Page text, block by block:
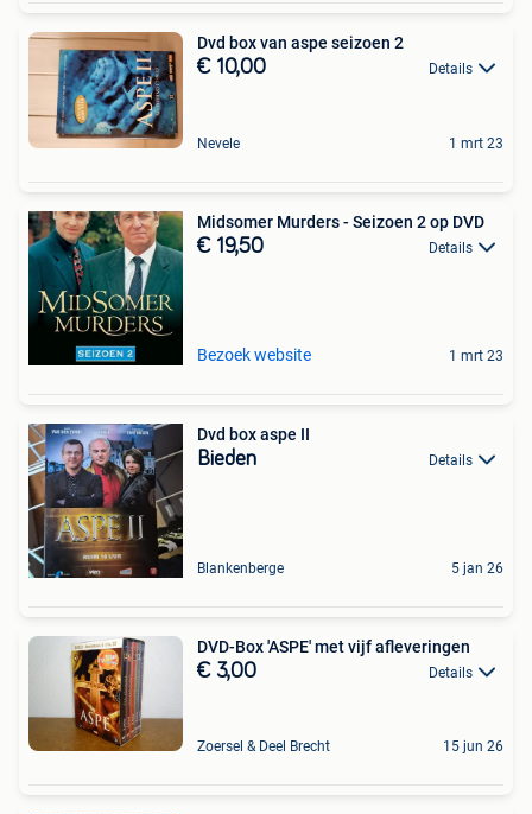
Dvd box van aspe seizoen 2
€ 10,00 Details
Nevele 1 mrt 23
Midsomer Murders - Seizoen 2 op DVD
€ 19,50 Details
Bezoek website 1 mrt 23
Dvd box aspe II
Bieden Details
Blankenberge 5 jan 26
DVD-Box 'ASPE' met vijf afleveringen
€ 3,00 Details
Zoersel & Deel Brecht 15 jun 26